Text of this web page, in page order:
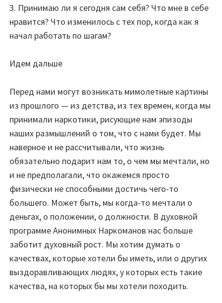
3. Принимаю ли я сегодня сам себя? Что мне в себе
нравится? Что изменилось с тех пор, когда как я
начал работать по шагам?
Идем дальше
Перед нами могут возникать мимолетные картины
из прошлого — из детства, из тех времен, когда мы
принимали наркотики, рисующие нам эпизоды
наших размышлений о том, что с нами будет. Мы
наверное и не рассчитывали, что жизнь
обязательно подарит нам то, о чем мы мечтали, но
и не предполагали, что окажемся просто
физически не способными достичь чего-то
большего. Может быть, мы когда-то мечтали о
деньгах, о положении, о должности. В духовной
программе Анонимных Наркоманов нас больше
заботит духовный рост. Мы хотим думать о
качествах, которые хотели бы иметь, или о других
выздоравливающих людях, у которых есть такие
качества, на которых бы мы хотели походить.